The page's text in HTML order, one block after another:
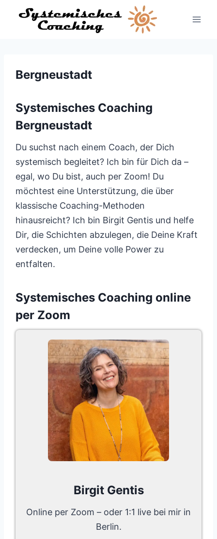
Inhalt
Bergneustadt
Systemisches Coaching
Bergneustadt
Du suchst nach einem Coach, der Dich
systemisch begleitet? Ich bin für Dich da –
egal, wo Du bist, auch per Zoom! Du
möchtest eine Unterstützung, die über
klassische Coaching-Methoden
hinausreicht? Ich bin Birgit Gentis und helfe
Dir, die Schichten abzulegen, die Deine Kraft
verdecken, um Deine volle Power zu
entfalten.
Systemisches Coaching online
per Zoom
Birgit Gentis
Online per Zoom – oder 1:1 live bei mir in
Berlin.